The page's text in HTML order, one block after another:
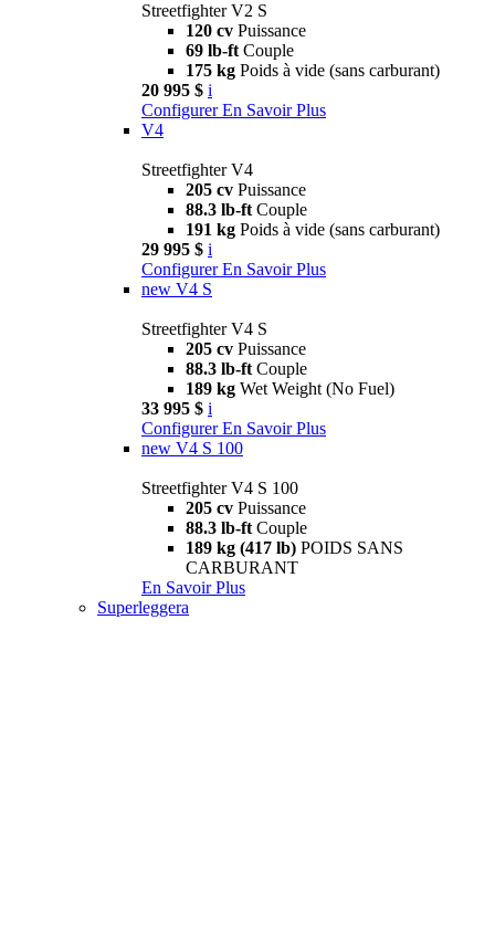
Streetfighter V2 S
120 cv Puissance
69 lb-ft Couple
175 kg Poids à vide (sans carburant)
20 995 $ i
Configurer En Savoir Plus
V4
Streetfighter V4
205 cv Puissance
88.3 lb-ft Couple
191 kg Poids à vide (sans carburant)
29 995 $ i
Configurer En Savoir Plus
new V4 S
Streetfighter V4 S
205 cv Puissance
88.3 lb-ft Couple
189 kg Wet Weight (No Fuel)
33 995 $ i
Configurer En Savoir Plus
new V4 S 100
Streetfighter V4 S 100
205 cv Puissance
88.3 lb-ft Couple
189 kg (417 lb) POIDS SANS
CARBURANT
En Savoir Plus
Superleggera